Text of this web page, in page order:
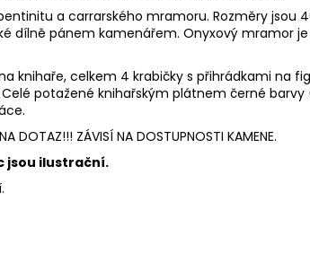
a carrarského mramoru. Rozměry jsou
dílně pánem kamenářem. Onyxový mramor
knihaře, celkem 4 krabičky s přihrádkami na
potažené knihařským plátnem černé barvy
ZÁVISÍ NA DOSTUPNOSTI KAMENE.
jsou ilustrační.